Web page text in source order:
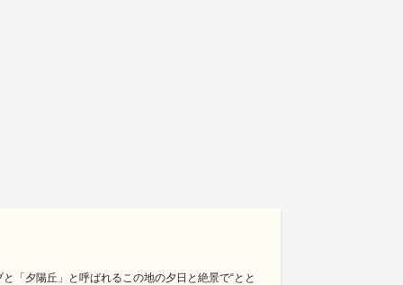
「夕陽丘」と呼ばれるこの地の夕日と絶景で“とと